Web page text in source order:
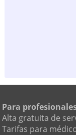
Para
Alta gratuita de
Tarifas para